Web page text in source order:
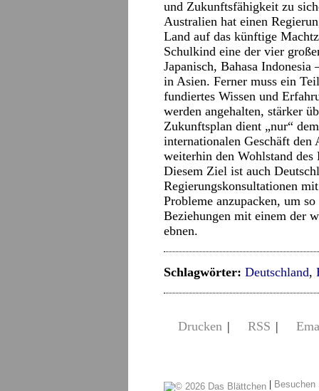
und Zukunftsfähigkeit zu
Australien hat einen
Land auf das künftige
Schulkind eine der vier
Japanisch, Bahasa
in Asien. Ferner muss ein
fundiertes Wissen und
werden angehalten, stärker
Zukunftsplan dient „nur“
internationalen Geschäft den
weiterhin den Wohlstand des
Diesem Ziel ist auch
Regierungskonsultationen
Probleme anzupacken, um
Beziehungen mit einem der
ebnen.
Schlagwörter: Deutschland,
Drucken | RSS |
|